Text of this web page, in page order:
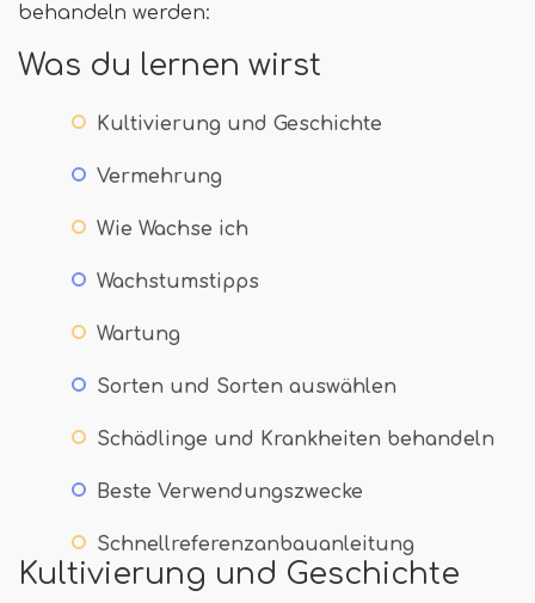
behandeln werden:
Was du lernen wirst
Kultivierung und Geschichte
Vermehrung
Wie Wachse ich
Wachstumstipps
Wartung
Sorten und Sorten auswählen
Schädlinge und Krankheiten behandeln
Beste Verwendungszwecke
Schnellreferenzanbauanleitung
Kultivierung und Geschichte